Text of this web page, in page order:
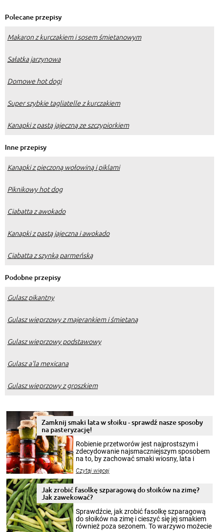
Polecane przepisy
Makaron z kurczakiem i sosem śmietanowym
Sałatka jarzynowa
Domowe hot dogi
Super szybkie tagliatelle z kurczakiem
Kanapki z pastą jajeczną ze szczypiorkiem
Inne przepisy
Kanapki z pieczoną wołowiną i piklami
Piknikowy hot dog
Ciabatta z awokado
Kanapki z pastą jajeczna i awokado
Ciabatta z szynką parmeńską
Podobne przepisy
Gulasz pikantny
Gulasz wieprzowy z majerankiem i śmietaną
Gulasz wieprzowy podstawowy
Gulasz a'la mexicana
Gulasz wieprzowy z groszkiem
Zamknij smaki lata w słoiku - sprawdź nasze sposoby
na pasteryzację!
Robienie przetworów jest najprostszym i
zdecydowanie najsmaczniejszym sposobem
na to, by zachować smaki wiosny, lata i
krajobrazów, by cieszyć nimi oko w sezonie
pełni poczuć atmosferę cieplejszych
miesięcy. Przygotowanie słoików ze
patenty, które pozwolą zachować świeżość
przetworów.
Czytaj więcej
Jak zrobić fasolkę szparagową do słoików na zimę?
Jak zawekować?
Sprawdźcie, jak zrobić fasolkę szparagową
do słoików na zimę i cieszyć się jej smakiem
również poza sezonem. To warzywo możecie